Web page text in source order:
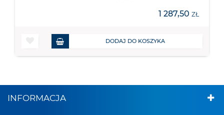
1 287,50 ZŁ
DODAJ DO KOSZYKA
INFORMACJA